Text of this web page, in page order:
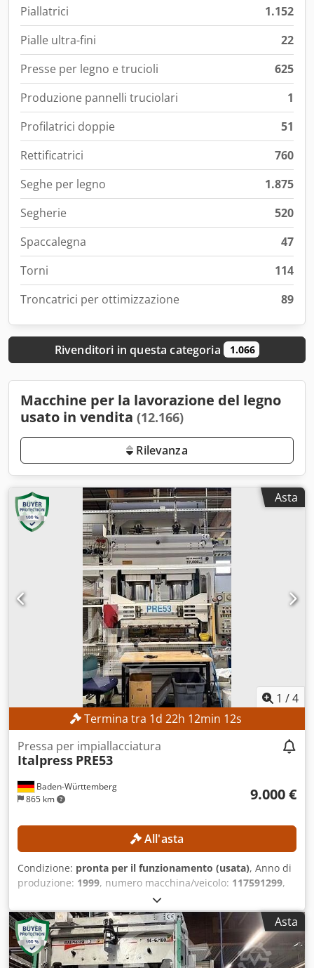
Piallatrici
1.152
Pialle ultra-fini
22
Presse per legno e trucioli
625
Produzione pannelli truciolari
1
Profilatrici doppie
51
Rettificatrici
760
Seghe per legno
1.875
Segherie
520
Spaccalegna
47
Torni
114
Troncatrici per ottimizzazione
89
Rivenditori in questa categoria 1.066
Macchine per la lavorazione del legno
usato in vendita (12.166)
Rilevanza
Asta
1 /4
Termina tra1d22h12min9s
Baden-Württemberg
865 km
Pressa per impiallacciatura
Italpress PRE53
9.000 €
All'asta
Condizione: pronta per il funzionamento (usata), Anno di
produzione: 1999, numero macchina/veicolo: 117591299,
perfettamente funzionante
minimo – vendita garantita al prezzo più alto!
CARATTERISTICHE TECNICHE DATI TECNICI DELLA
MACCHINA Peso: 17.600 kg Lunghezza senza accessori:
2,55 m Lunghezza con accessori: 3,70 m Dwodpjznmdvjfx
Asta